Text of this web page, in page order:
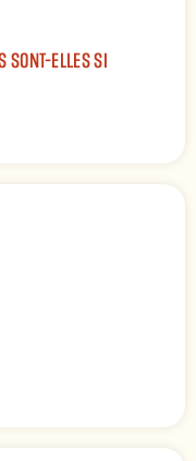
SONT-ELLES SI